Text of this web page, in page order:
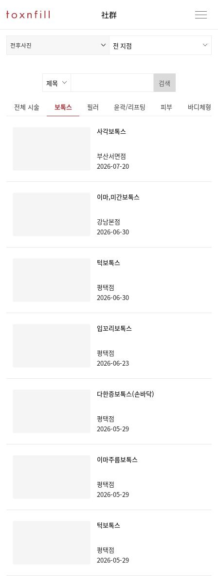
社群
전후사진
검색
전체 시술 보톡스 필러 윤곽/리프팅 피부 바디체형
사각보톡스
부산서면점
2026-07-20
이마,미간보톡스
강남본점
2026-06-30
턱보톡스
평택점
2026-06-30
입꼬리보톡스
평택점
2026-06-23
다한증보톡스(손바닥)
평택점
2026-05-29
이마주름보톡스
평택점
2026-05-29
턱보톡스
평택점
2026-05-29